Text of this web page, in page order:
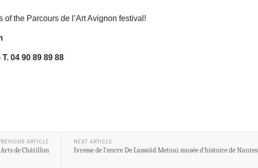
the Parcours de l’Art Avignon festival!
04 90 89 89 88
ARTICLE
Arts de Châtillon
NEXT ARTICLE
Ivresse de l'encre De Lassaâd Metoui musée d'histoire de Nantes